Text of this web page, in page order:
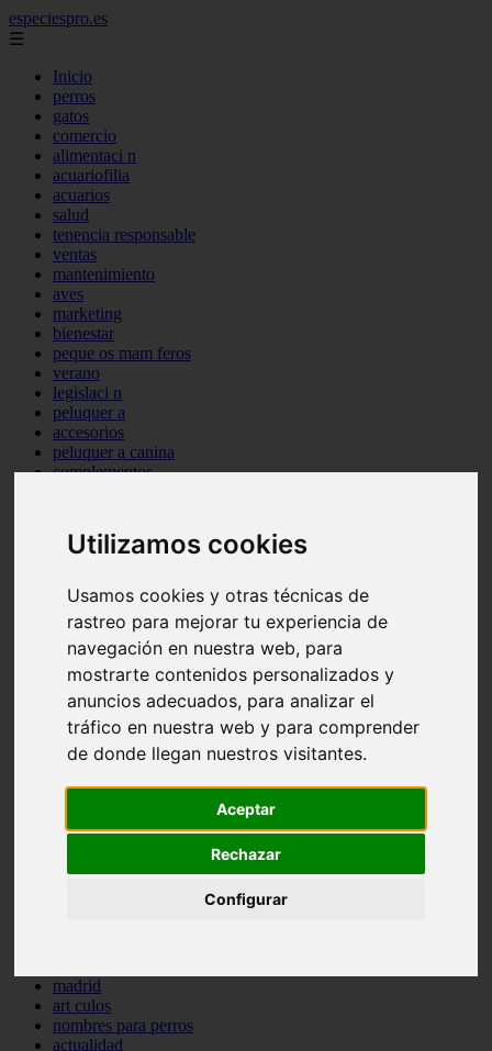
Utilizamos cookies
Usamos cookies y otras técnicas de
rastreo para mejorar tu experiencia de
navegación en nuestra web, para
mostrarte contenidos personalizados y
anuncios adecuados, para analizar el
tráfico en nuestra web y para comprender
de donde llegan nuestros visitantes.
Aceptar
Rechazar
Configurar
especiespro.es
☰
Inicio
perros
gatos
comercio
alimentaci n
acuariofilia
acuarios
salud
tenencia responsable
ventas
mantenimiento
aves
marketing
bienestar
peque os mam feros
verano
legislaci n
peluquer a
accesorios
peluquer a canina
complementos
protagonistas
reptiles
adopci n
higiene
snacks
acuario
comercios
estanques
viajar
cr a
especies invasoras
madrid
art culos
nombres para perros
actualidad